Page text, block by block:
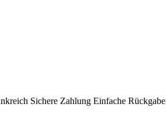
Sichere Zahlung Einfache Rückgabe